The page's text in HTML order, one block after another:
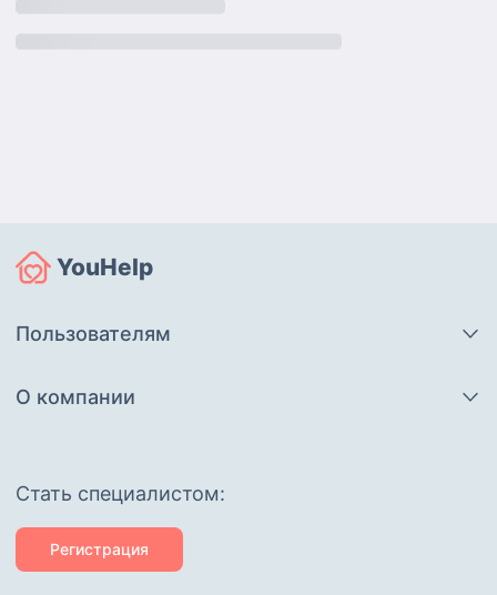
YouHelp
Пользователям
О компании
Cтать специалистом:
Регистрация